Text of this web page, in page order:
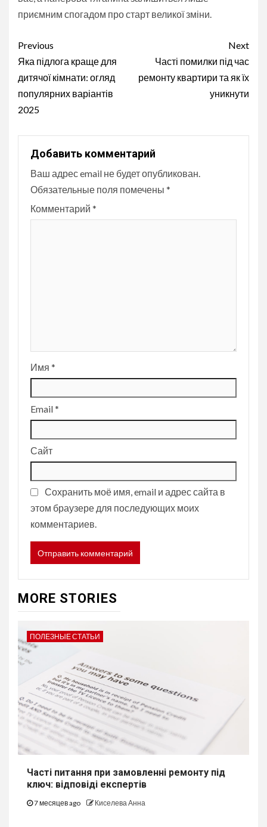
приємним спогадом про старт великої зміни.
Continue
Reading
Previous
Яка підлога краще для
дитячої кімнати: огляд
популярних варіантів
2025
Next
Часті помилки під час
ремонту квартири та як їх
уникнути
Добавить комментарий
Ваш адрес email не будет опубликован.
Обязательные поля помечены *
Комментарий *
Имя *
Email*
Сайт
Сохранить моё имя, email и адрес сайта в
этом браузере для последующих моих
комментариев.
MORE STORIES
ПОЛЕЗНЫЕ СТАТЬИ
Часті питання при замовленні ремонту під
ключ: відповіді експертів
7 месяцев ago Киселева Анна